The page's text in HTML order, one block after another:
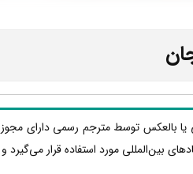
یا بالعکس توسط مترجم رسمی دارای
بین‌المللی مورد استفاده قرار